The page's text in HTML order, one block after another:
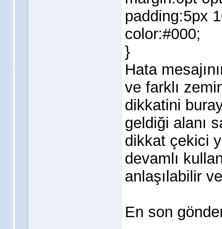
padding:5px
color:#000;
}
Hata
ve farklı
dikkatini
geldiği alanı
dikkat çekici
devamlı
anlaşılabilir
En son